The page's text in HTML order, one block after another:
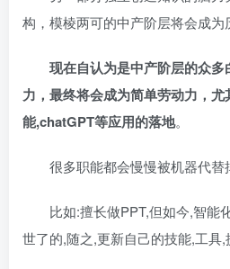
构，模棱两可的中产阶层将会成为
现在自认为是中产阶层的众
力，最终将会成为简单劳动力，
能,chatGPT等应用的落地。
很多职能都会慢慢被机器代
比如:擅长做PPT,但如今,智能
世了的,随之,更新自己的技能,工具